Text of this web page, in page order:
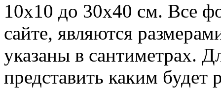
10х10 до 30х40 см. Все
сайте, являются
указаны в сантиметрах.
представить каким будет